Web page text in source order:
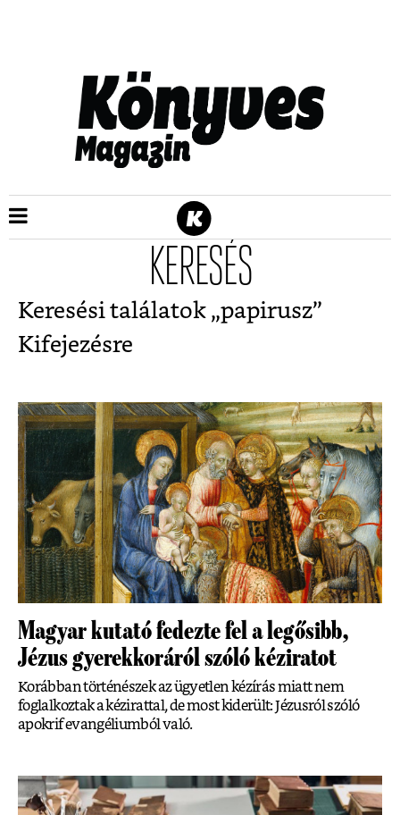
KERESÉS
Keresési találatok „papirusz”
Kifejezésre
Magyar kutató fedezte fel a legősibb,
Jézus gyerekkoráról szóló kéziratot
Korábban történészek az ügyetlen kézírás miatt nem
foglalkoztak a kézirattal, de most kiderült: Jézusról szóló
apokrif evangéliumból való.